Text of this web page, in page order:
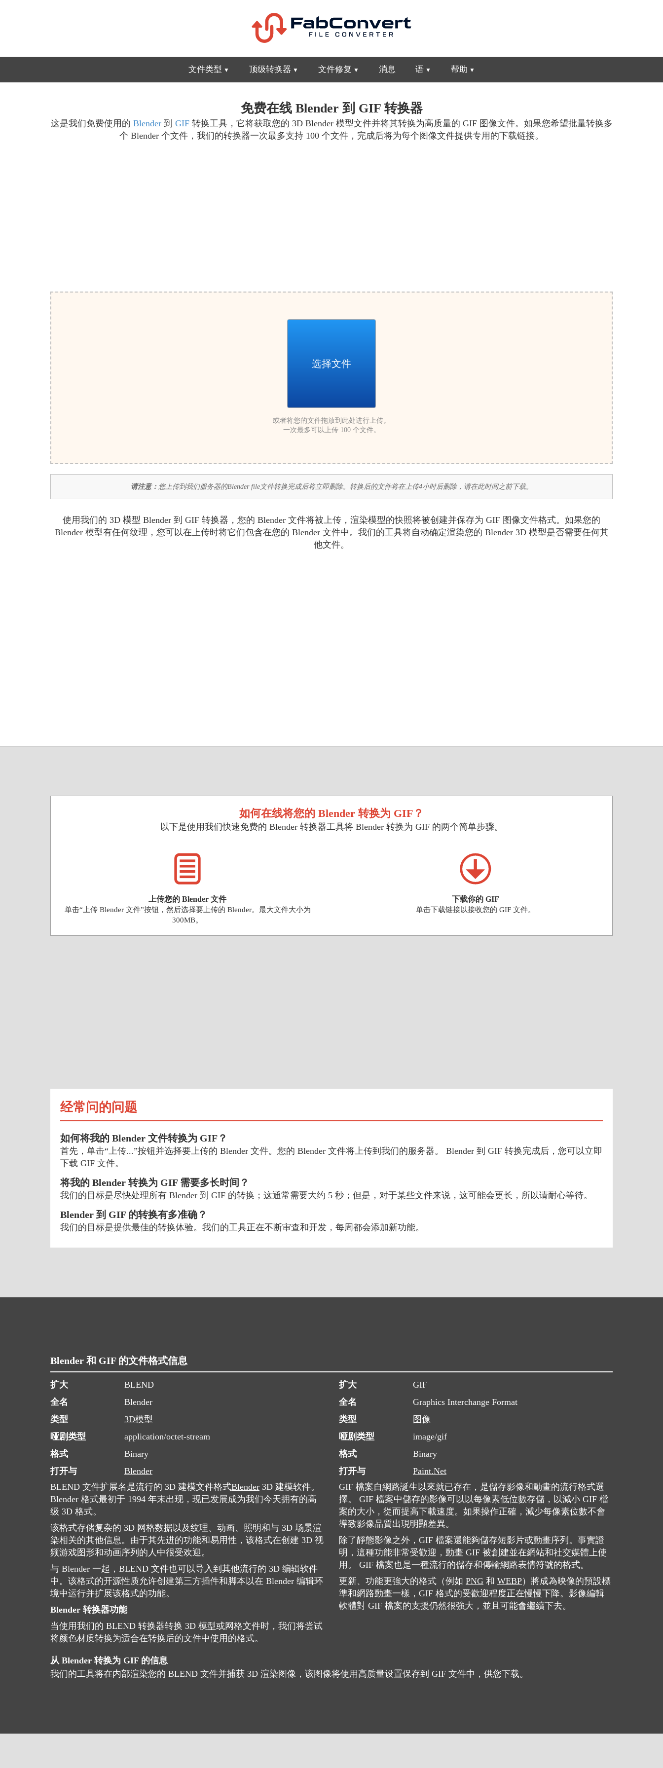
文件类型 顶级转换器 文件修复 消息 语 帮助
免费在线 Blender 到 GIF 转换器
这是我们免费使用的 Blender到 GIF转换工具，它将获取您的 3D Blender 模型文件并将其转换为高质量的 GIF 图像文件。如果您希望批量转换多
个 Blender 个文件，我们的转换器一次最多支持 100 个文件，完成后将为每个图像文件提供专用的下载链接。
选择文件
或者将您的文件拖放到此处进行上传。
一次最多可以上传 100 个文件。
请注意： 您上传到我们服务器的Blender file文件转换完成后将立即删除。转换后的文件将在上传4小时后删除，请在此时间之前下载。
使用我们的 3D 模型 Blender 到 GIF 转换器，您的 Blender 文件将被上传，渲染模型的快照将被创建并保存为 GIF 图像文件格式。如果您的
Blender 模型有任何纹理，您可以在上传时将它们包含在您的 Blender 文件中。我们的工具将自动确定渲染您的 Blender 3D 模型是否需要任何其
他文件。
如何在线将您的 Blender 转换为 GIF？
以下是使用我们快速免费的 Blender 转换器工具将 Blender 转换为 GIF 的两个简单步骤。
上传您的 Blender 文件
单击“上传 Blender 文件”按钮，然后选择要上传的 Blender。最大文件大小为
300MB。
下载你的 GIF
单击下载链接以接收您的 GIF 文件。
经常问的问题
如何将我的 Blender 文件转换为 GIF？
首先，单击“上传...”按钮并选择要上传的 Blender 文件。您的 Blender 文件将上传到我们的服务器。 Blender 到 GIF 转换完成后，您可以立即
下载 GIF 文件。
将我的 Blender 转换为 GIF 需要多长时间？
我们的目标是尽快处理所有 Blender 到 GIF 的转换；这通常需要大约 5 秒；但是，对于某些文件来说，这可能会更长，所以请耐心等待。
Blender 到 GIF 的转换有多准确？
我们的目标是提供最佳的转换体验。我们的工具正在不断审查和开发，每周都会添加新功能。
Blender 和 GIF 的文件格式信息
扩大
BLEND
全名
Blender
类型
3D模型
哑剧类型
application/octet-stream
格式
Binary
打开与
Blender
BLEND 文件扩展名是流行的 3D 建模文件格式Blender 3D 建模软件。
Blender 格式最初于 1994 年末出现，现已发展成为我们今天拥有的高
级 3D 格式。
该格式存储复杂的 3D 网格数据以及纹理、动画、照明和与 3D 场景渲
染相关的其他信息。由于其先进的功能和易用性，该格式在创建 3D 视
频游戏图形和动画序列的人中很受欢迎。
与 Blender 一起，BLEND 文件也可以导入到其他流行的 3D 编辑软件
中。该格式的开源性质允许创建第三方插件和脚本以在 Blender 编辑环
境中运行并扩展该格式的功能。
Blender 转换器功能
当使用我们的 BLEND 转换器转换 3D 模型或网格文件时，我们将尝试
将颜色材质转换为适合在转换后的文件中使用的格式。
扩大
GIF
全名
Graphics Interchange Format
类型
图像
哑剧类型
image/gif
格式
Binary
打开与
Paint.Net
GIF 檔案自網路誕生以來就已存在，是儲存影像和動畫的流行格式選
擇。 GIF 檔案中儲存的影像可以以每像素低位數存儲，以減小 GIF 檔
案的大小，從而提高下載速度。如果操作正確，減少每像素位數不會
導致影像品質出現明顯差異。
除了靜態影像之外，GIF 檔案還能夠儲存短影片或動畫序列。事實證
明，這種功能非常受歡迎，動畫 GIF 被創建並在網站和社交媒體上使
用。 GIF 檔案也是一種流行的儲存和傳輸網路表情符號的格式。
更新、功能更強大的格式（例如 PNG 和 WEBP）將成為映像的預設標
準和網路動畫一樣，GIF 格式的受歡迎程度正在慢慢下降。影像編輯
軟體對 GIF 檔案的支援仍然很強大，並且可能會繼續下去。
从 Blender 转换为 GIF 的信息
我们的工具将在内部渲染您的 BLEND 文件并捕获 3D 渲染图像，该图像将使用高质量设置保存到 GIF 文件中，供您下载。